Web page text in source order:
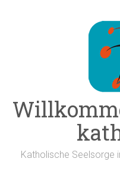
Katholische Seelsorge